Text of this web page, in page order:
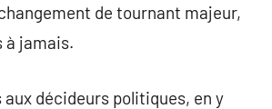
de tournant majeur,
à jamais.
décideurs politiques, en y